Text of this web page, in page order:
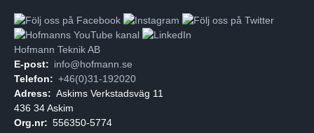
Hofmann Teknik AB
E-post: info@hofmann.se
Telefon: +46(0)31-192020
Adress: Askims Verkstadsväg 11
436 34 Askim
Org.nr: 556350-5774